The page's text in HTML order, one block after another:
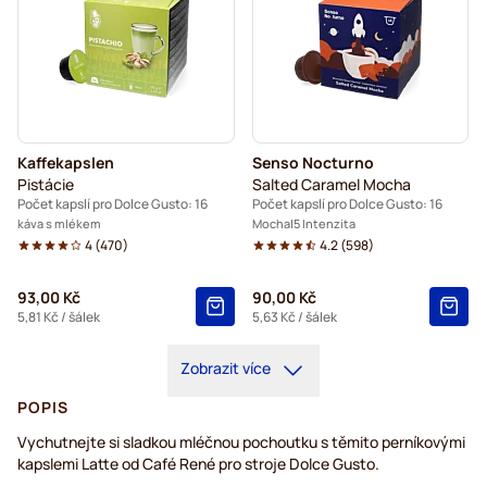
Kaffekapslen
Pistácie
Počet kapslí pro Dolce Gusto: 16
káva s mlékem
4(470)
93,00 Kč
5,81 Kč / šálek
Senso Nocturno
Salted Caramel Mocha
Počet kapslí pro Dolce Gusto: 16
Mocha 5 Intenzita
4.2(598)
90,00 Kč
5,63 Kč / šálek
Zobrazit více
POPIS
Vychutnejte si sladkou mléčnou pochoutku s těmito perníkovými
kapslemi Latte od Café René pro stroje Dolce Gusto.